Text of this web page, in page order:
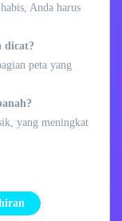
Anda harus
dicat?
peta yang
yang meningkat